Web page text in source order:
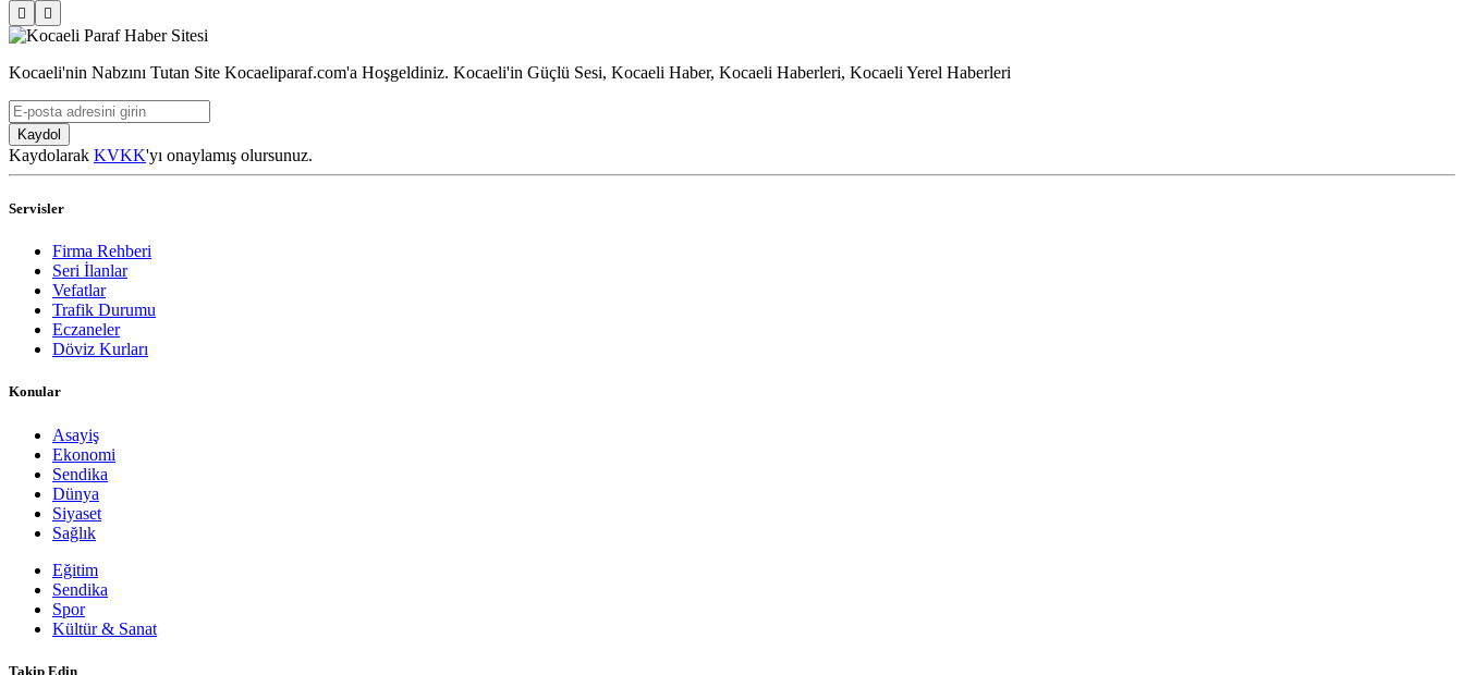
Kocaeli'nin Nabzını Tutan Site Kocaeliparaf.com'a Hoşgeldiniz. Kocaeli'in Güçlü Sesi, Kocaeli Haber, Kocaeli Haberleri, Kocaeli Yerel Haberleri
Kaydol
Kaydolarak KVKK'yı onaylamış olursunuz.
Servisler
Firma Rehberi
Seri İlanlar
Vefatlar
Trafik Durumu
Eczaneler
Döviz Kurları
Konular
Asayiş
Ekonomi
Sendika
Dünya
Siyaset
Sağlık
Eğitim
Sendika
Spor
Kültür & Sanat
Takip Edin